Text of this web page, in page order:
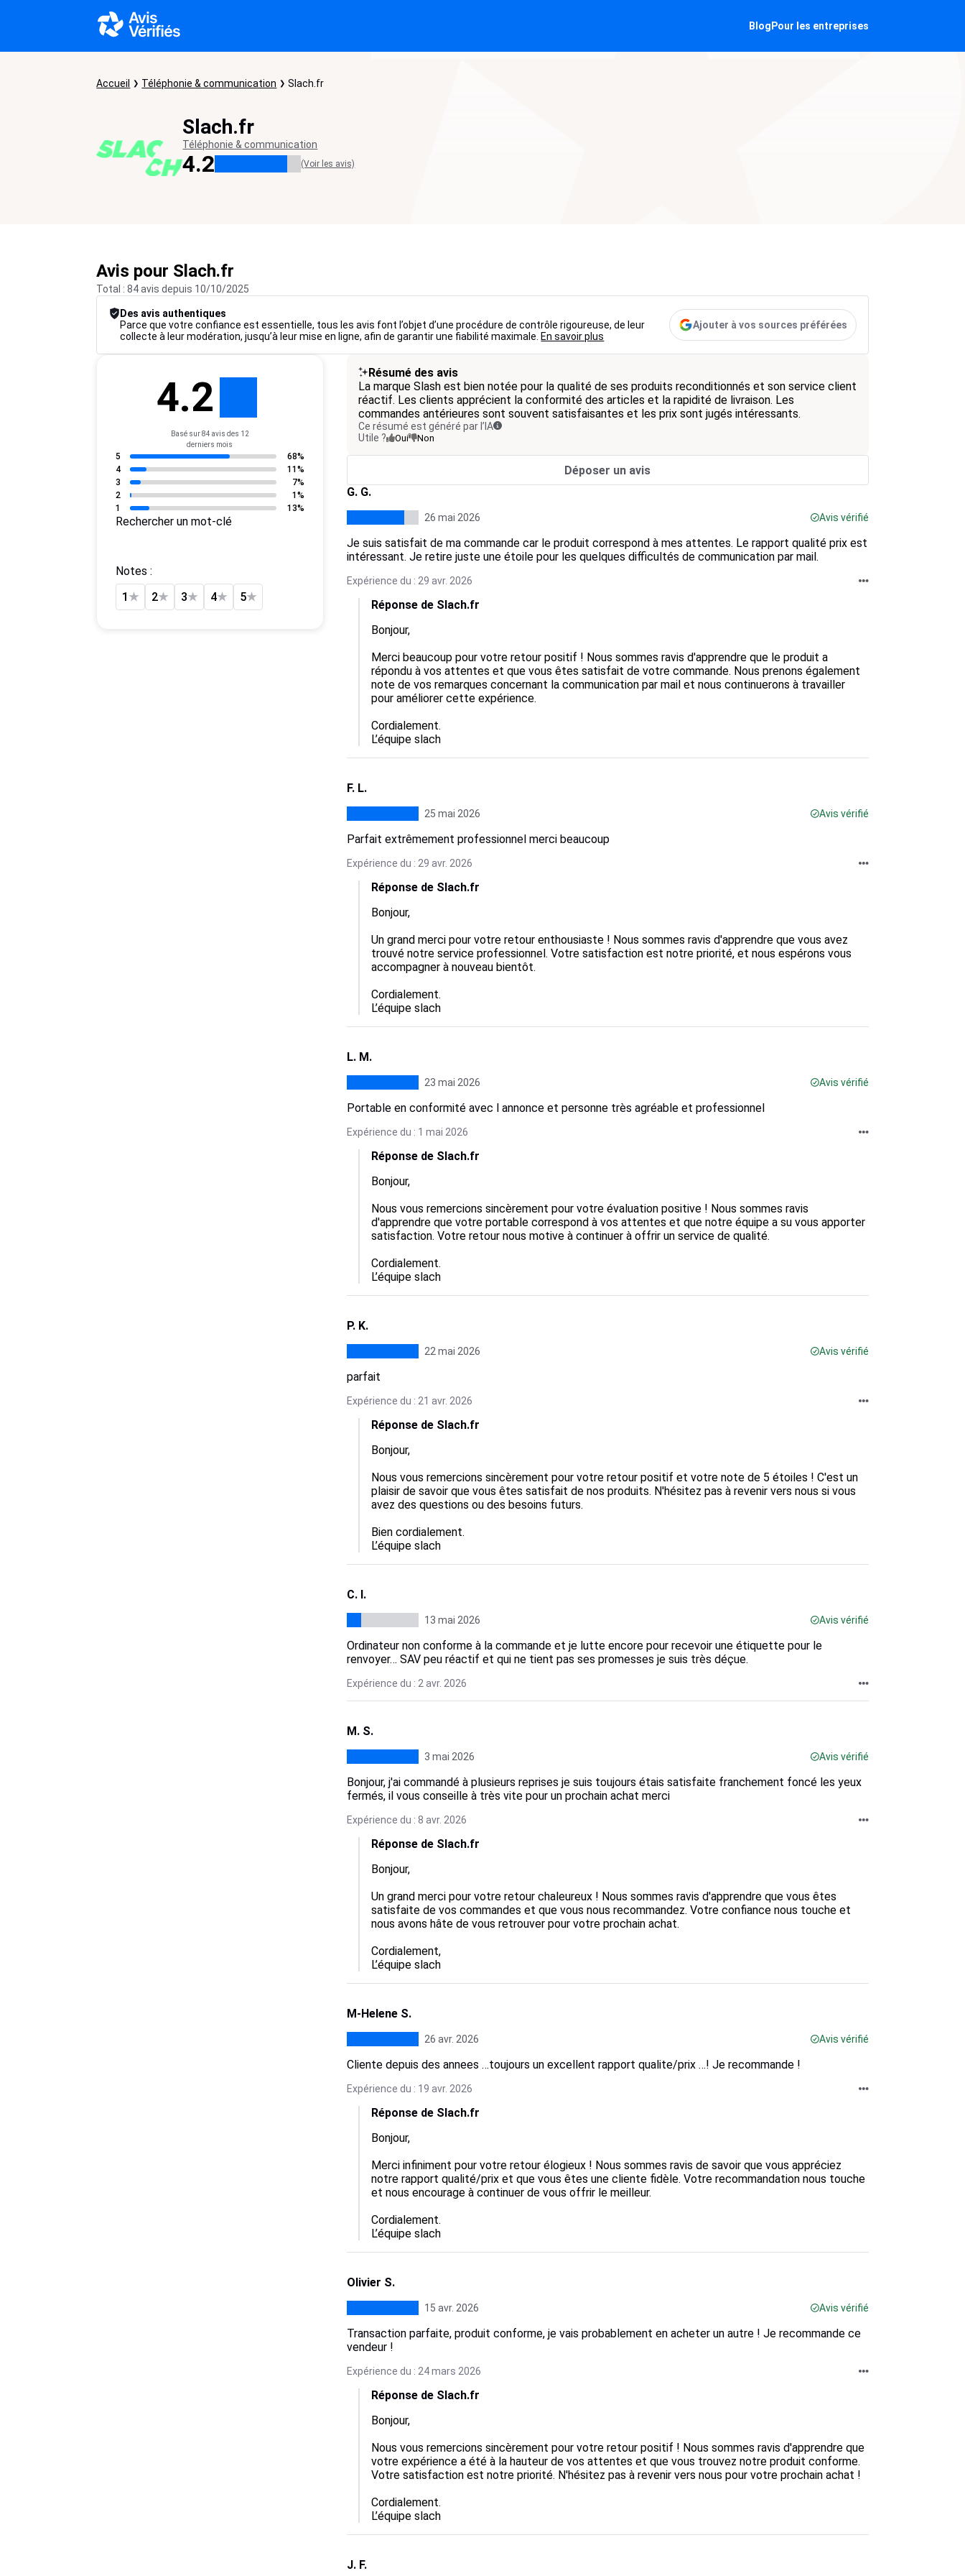
Blog Pour les entreprises
Accueil Téléphonie & communication Slach.fr
Slach.fr
Téléphonie & communication
4.2 (Voir les avis)
Avis pour Slach.fr
Total : 84 avis depuis 10/10/2025
Des avis authentiques
Parce que votre confiance est essentielle, tous les avis font l’objet d’une procédure de contrôle rigoureuse, de leur
collecte à leur modération, jusqu’à leur mise en ligne, afin de garantir une fiabilité maximale. En savoir plus
Ajouter à vos sources préférées
4.2
Basé sur 84 avis des 12
derniers mois
5
68%
4
11%
3
7%
2
1%
1
13%
Rechercher un mot-clé
Notes :
1 ★ 2★ 3★ 4★ 5★
Résumé des avis
La marque Slash est bien notée pour la qualité de ses produits reconditionnés et son service client
réactif. Les clients apprécient la conformité des articles et la rapidité de livraison. Les
commandes antérieures sont souvent satisfaisantes et les prix sont jugés intéressants.
Ce résumé est généré par l’IA
Utile ?
Oui Non
Déposer un avis
G. G.
26 mai 2026 Avis vérifié
Je suis satisfait de ma commande car le produit correspond à mes attentes. Le rapport qualité prix est
intéressant. Je retire juste une étoile pour les quelques difficultés de communication par mail.
Expérience du : 29 avr. 2026
Réponse de Slach.fr
Bonjour,
Merci beaucoup pour votre retour positif ! Nous sommes ravis d'apprendre que le produit a
répondu à vos attentes et que vous êtes satisfait de votre commande. Nous prenons également
note de vos remarques concernant la communication par mail et nous continuerons à travailler
pour améliorer cette expérience.
Cordialement.
L’équipe slach
F. L.
25 mai 2026 Avis vérifié
Parfait extrêmement professionnel merci beaucoup
Expérience du : 29 avr. 2026
Réponse de Slach.fr
Bonjour,
Un grand merci pour votre retour enthousiaste ! Nous sommes ravis d'apprendre que vous avez
trouvé notre service professionnel. Votre satisfaction est notre priorité, et nous espérons vous
accompagner à nouveau bientôt.
Cordialement.
L’équipe slach
L. M.
23 mai 2026 Avis vérifié
Portable en conformité avec l annonce et personne très agréable et professionnel
Expérience du : 1 mai 2026
Réponse de Slach.fr
Bonjour,
Nous vous remercions sincèrement pour votre évaluation positive ! Nous sommes ravis
d'apprendre que votre portable correspond à vos attentes et que notre équipe a su vous apporter
satisfaction. Votre retour nous motive à continuer à offrir un service de qualité.
Cordialement.
L’équipe slach
P. K.
22 mai 2026 Avis vérifié
parfait
Expérience du : 21 avr. 2026
Réponse de Slach.fr
Bonjour,
Nous vous remercions sincèrement pour votre retour positif et votre note de 5 étoiles ! C'est un
plaisir de savoir que vous êtes satisfait de nos produits. N'hésitez pas à revenir vers nous si vous
avez des questions ou des besoins futurs.
Bien cordialement.
L’équipe slach
C. I.
13 mai 2026 Avis vérifié
Ordinateur non conforme à la commande et je lutte encore pour recevoir une étiquette pour le
renvoyer… SAV peu réactif et qui ne tient pas ses promesses je suis très déçue.
Expérience du : 2 avr. 2026
M. S.
3 mai 2026 Avis vérifié
Bonjour, j'ai commandé à plusieurs reprises je suis toujours étais satisfaite franchement foncé les yeux
fermés, il vous conseille à très vite pour un prochain achat merci
Expérience du : 8 avr. 2026
Réponse de Slach.fr
Bonjour,
Un grand merci pour votre retour chaleureux ! Nous sommes ravis d'apprendre que vous êtes
satisfaite de vos commandes et que vous nous recommandez. Votre confiance nous touche et
nous avons hâte de vous retrouver pour votre prochain achat.
Cordialement,
L’équipe slach
M-Helene S.
26 avr. 2026 Avis vérifié
Cliente depuis des annees …toujours un excellent rapport qualite/prix …! Je recommande !
Expérience du : 19 avr. 2026
Réponse de Slach.fr
Bonjour,
Merci infiniment pour votre retour élogieux ! Nous sommes ravis de savoir que vous appréciez
notre rapport qualité/prix et que vous êtes une cliente fidèle. Votre recommandation nous touche
et nous encourage à continuer de vous offrir le meilleur.
Cordialement.
L’équipe slach
Olivier S.
15 avr. 2026 Avis vérifié
Transaction parfaite, produit conforme, je vais probablement en acheter un autre ! Je recommande ce
vendeur !
Expérience du : 24 mars 2026
Réponse de Slach.fr
Bonjour,
Nous vous remercions sincèrement pour votre retour positif ! Nous sommes ravis d'apprendre que
votre expérience a été à la hauteur de vos attentes et que vous trouvez notre produit conforme.
Votre satisfaction est notre priorité. N'hésitez pas à revenir vers nous pour votre prochain achat !
Cordialement.
L’équipe slach
J. F.